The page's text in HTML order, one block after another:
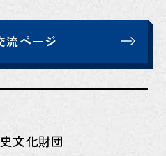
文化財団
流ページ